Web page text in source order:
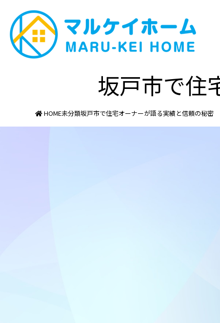
坂戸市で住
HOME未分類坂戸市で住宅オーナーが語る実績と信頼の秘密